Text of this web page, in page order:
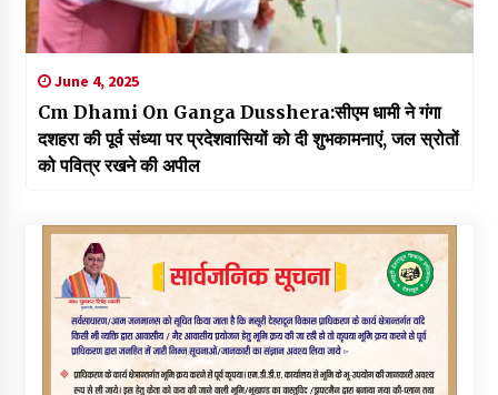
June 4, 2025
Cm Dhami On Ganga Dusshera:सीएम धामी ने गंगा
दशहरा की पूर्व संध्या पर प्रदेशवासियों को दी शुभकामनाएं, जल स्रोतों
को पवित्र रखने की अपील